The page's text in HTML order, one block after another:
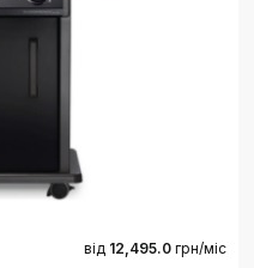
від 12,495.0 грн/міс